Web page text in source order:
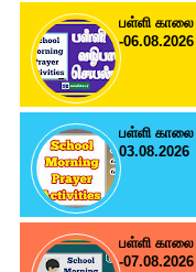
பள்ளி காலை
-06.08.2026
பள்ளி காலை
03.08.2026
பள்ளி காலை
-07.08.2026